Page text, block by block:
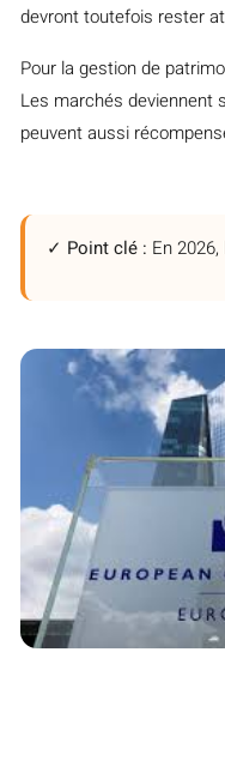
devront toutefois rester
Pour la gestion de
Les marchés deviennent
peuvent aussi
✓ Point clé : En